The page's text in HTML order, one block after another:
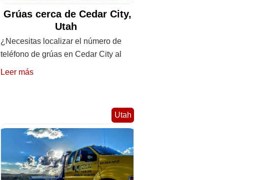
Grúas cerca de Cedar City,
Utah
¿Necesitas localizar el número de
teléfono de grúas en Cedar City al
Leer más
Utah